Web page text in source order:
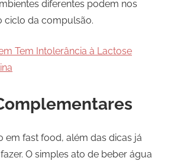
diferentes podem nos
ciclo da compulsão.
Tem Intolerância à Lactose
em fast food, além das dicas já
O simples ato de beber água